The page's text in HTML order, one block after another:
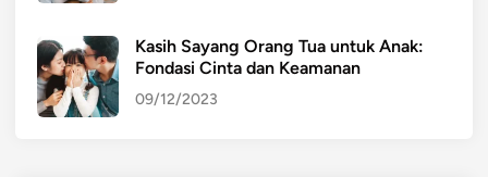
Kasih Sayang Orang Tua untuk Anak:
Fondasi Cinta dan Keamanan
09/12/2023